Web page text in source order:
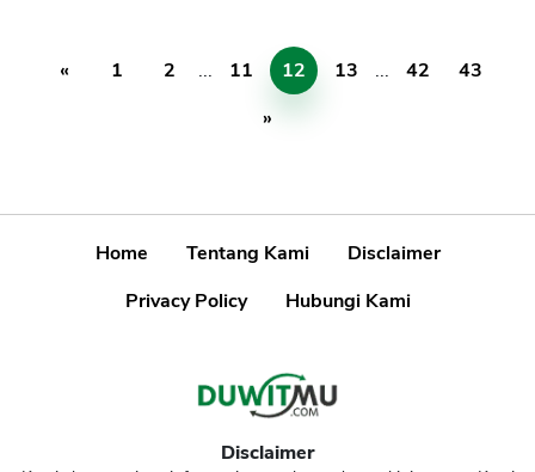
« 1 2 ... 11 12 13 ... 42
43
»
Home Tentang Kami
Disclaimer
Privacy Policy
Hubungi Kami
Disclaimer